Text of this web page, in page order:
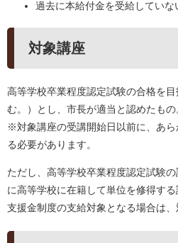
過去に本給付金を受給していな
対象講座
高等学校卒業程度認定試験の合格を
む。）とし、市長が適当と認めたもの
※対象講座の受講開始日以前に、あ
る必要があります。
ただし、高等学校卒業程度認定試験
に高等学校に在籍して単位を修得す
支援金制度の支給対象となる場合は、